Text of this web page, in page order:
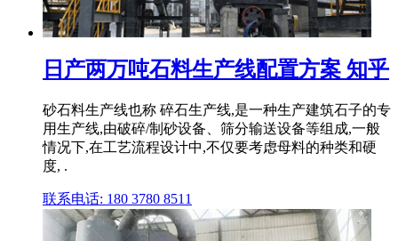
日产两万吨石料生产线配置方案 知乎
砂石料生产线也称 碎石生产线,是一种生产建筑石子的专
用生产线,由破碎/制砂设备、筛分输送设备等组成,一般
情况下,在工艺流程设计中,不仅要考虑母料的种类和硬
度, .
联系电话: 180 3780 8511